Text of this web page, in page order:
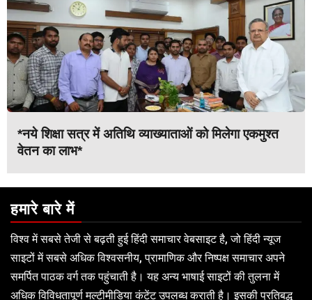
*नये शिक्षा सत्र में अतिथि व्याख्याताओं को मिलेगा एकमुश्त
वेतन का लाभ*
हमारे बारे में
विश्व में सबसे तेजी से बढ़ती हुई हिंदी समाचार वेबसाइट है, जो हिंदी न्यूज
साइटों में सबसे अधिक विश्वसनीय, प्रामाणिक और निष्पक्ष समाचार अपने
समर्पित पाठक वर्ग तक पहुंचाती है। यह अन्य भाषाई साइटों की तुलना में
अधिक विविधतापूर्ण मल्टीमीडिया कंटेंट उपलब्ध कराती है। इसकी प्रतिबद्ध